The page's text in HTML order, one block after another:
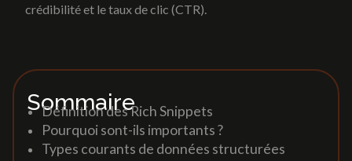
Lexique
Référencement naturel/SEO
Print et support de
Site internet
Création de site vitrine
Site catalogue et e-commerce
Landing Page
Refonte site internet
crédibilité et le taux de clic (CTR).
Sommaire
Définition des Rich Snippets
Pourquoi sont-ils importants ?
Types courants de données structurées